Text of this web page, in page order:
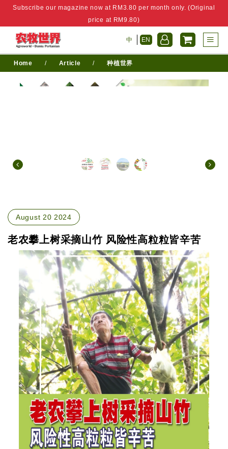
Subscribe our magazine now at RM3.80 per month only. (Original
price at RM9.80)
中 EN
Home / Article / 种植世界
August 20 2024
老农攀上树采摘山竹 风险性高粒粒皆辛苦